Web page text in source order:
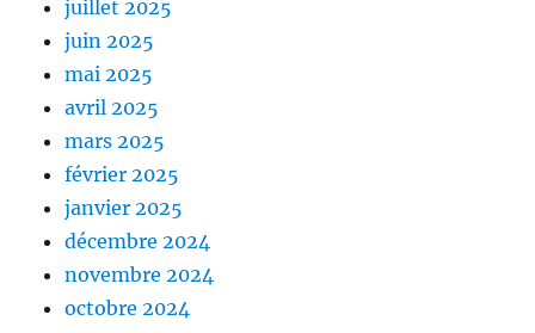
juillet 2025
juin 2025
mai 2025
avril 2025
mars 2025
février 2025
janvier 2025
décembre 2024
novembre 2024
octobre 2024